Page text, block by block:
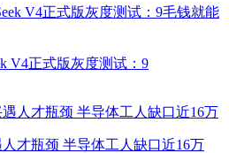
V4正式版灰度测试：9
才瓶颈 半导体工人缺口近16万